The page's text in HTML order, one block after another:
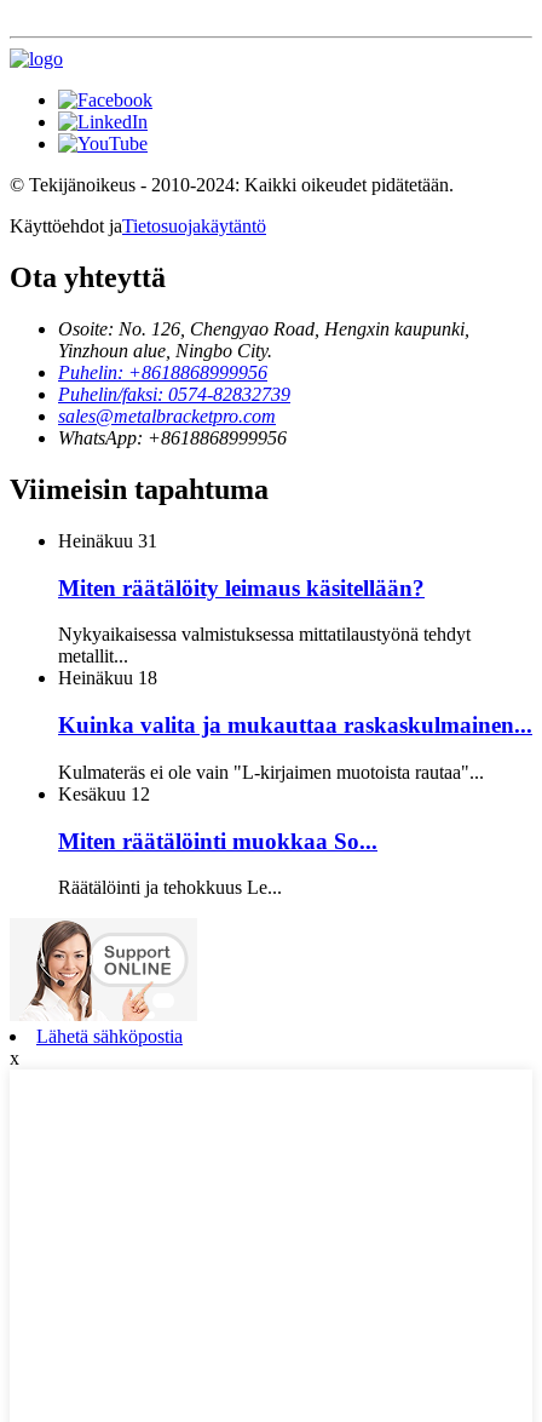
© Tekijänoikeus - 2010-2024: Kaikki oikeudet pidätetään.
Käyttöehdot jaTietosuojakäytäntö
Ota yhteyttä
Osoite: No. 126, Chengyao Road, Hengxin kaupunki,
Yinzhoun alue, Ningbo City.
Puhelin: +8618868999956
Puhelin/faksi: 0574-82832739
sales@metalbracketpro.com
WhatsApp: +8618868999956
Viimeisin tapahtuma
Heinäkuu 31
Miten räätälöity leimaus käsitellään?
Nykyaikaisessa valmistuksessa mittatilaustyönä tehdyt
metallit...
Heinäkuu 18
Kuinka valita ja mukauttaa raskaskulmainen...
Kulmateräs ei ole vain "L-kirjaimen muotoista rautaa"...
Kesäkuu 12
Miten räätälöinti muokkaa So...
Räätälöinti ja tehokkuus Le...
Lähetä sähköpostia
x